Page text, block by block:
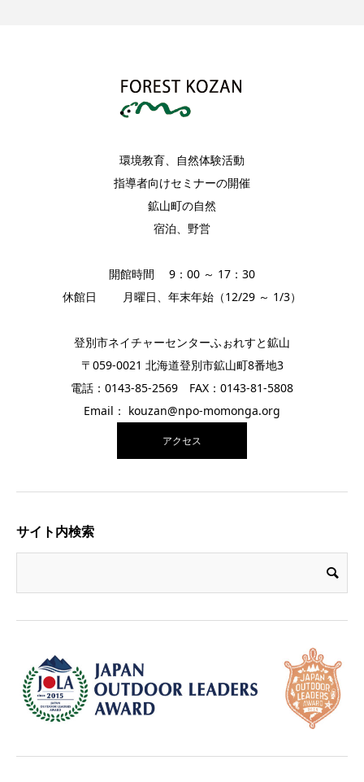
環境教育、自然体験活動
指導者向けセミナーの開催
鉱山町の自然
宿泊、野営
開館時間 9：00 ～ 17：30
休館日 月曜日、年末年始（12/29 ～ 1/3）
登別市ネイチャーセンターふぉれすと鉱山
〒059-0021 北海道登別市鉱山町8番地3
電話：0143-85-2569 FAX：0143-81-5808
Email： kouzan@npo-momonga.org
アクセス
サイト内検索